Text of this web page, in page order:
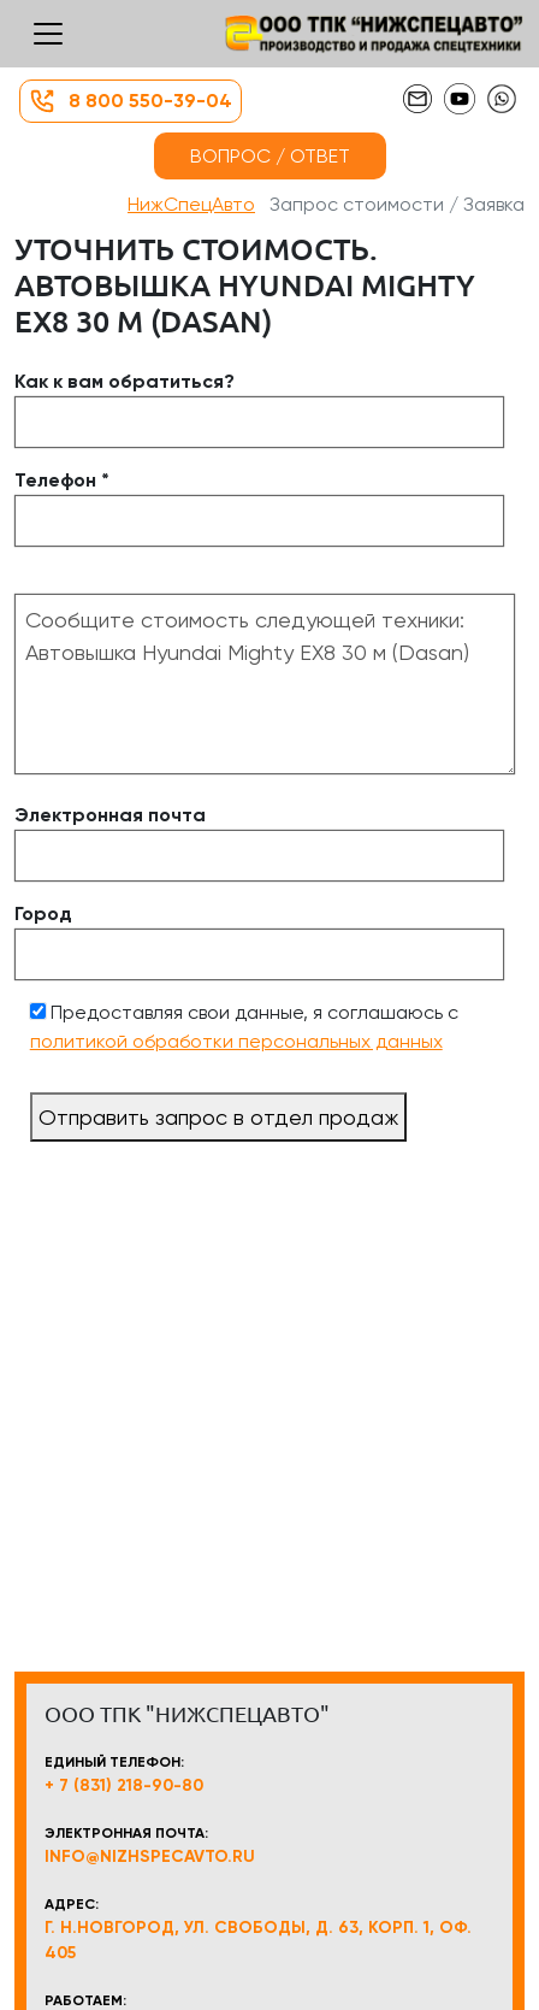
8 800 550-39-04
ВОПРОС / ОТВЕТ
НижСпецАвто Запрос стоимости / Заявка
УТОЧНИТЬ СТОИМОСТЬ.
АВТОВЫШКА HYUNDAI MIGHTY
EX8 30 М (DASAN)
Как к вам обратиться?
Телефон *
Электронная почта
Город
Предоставляя свои данные, я соглашаюсь с
политикой обработки персональных данных
Отправить запрос в отдел продаж
ООО ТПК "НИЖСПЕЦАВТО"
ЕДИНЫЙ ТЕЛЕФОН:
+ 7 (831) 218-90-80
ЭЛЕКТРОННАЯ ПОЧТА:
INFO@NIZHSPECAVTO.RU
АДРЕС:
Г. Н.НОВГОРОД, УЛ. СВОБОДЫ, Д. 63, КОРП. 1, ОФ.
405
РАБОТАЕМ: